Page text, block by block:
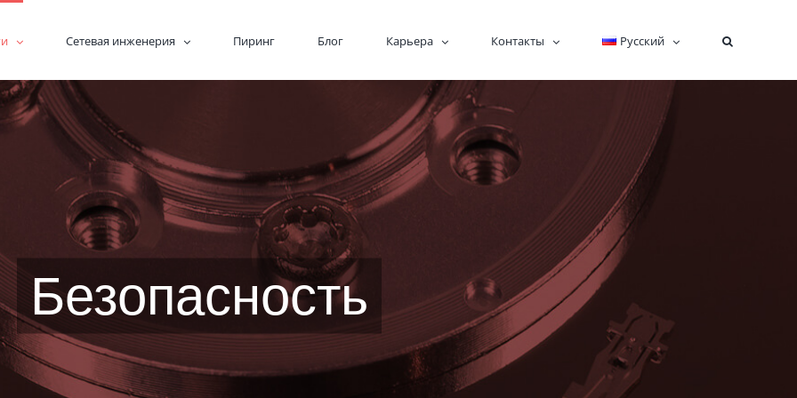
Сетевая инженерия Пиринг Блог Карьера Контакты Русский
Безопасность